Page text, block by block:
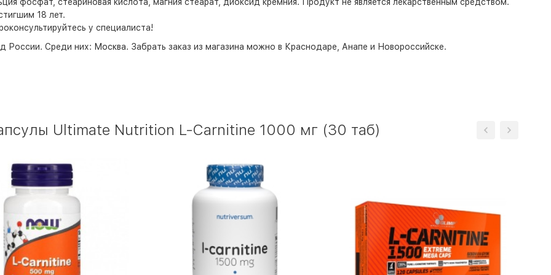
18 лет.
у специалиста!
России. Среди них: Москва. Забрать заказ из магазина можно в Краснодаре, Анапе и Новороссийске.
Ultimate Nutrition L-Carnitine 1000 мг (30 таб)